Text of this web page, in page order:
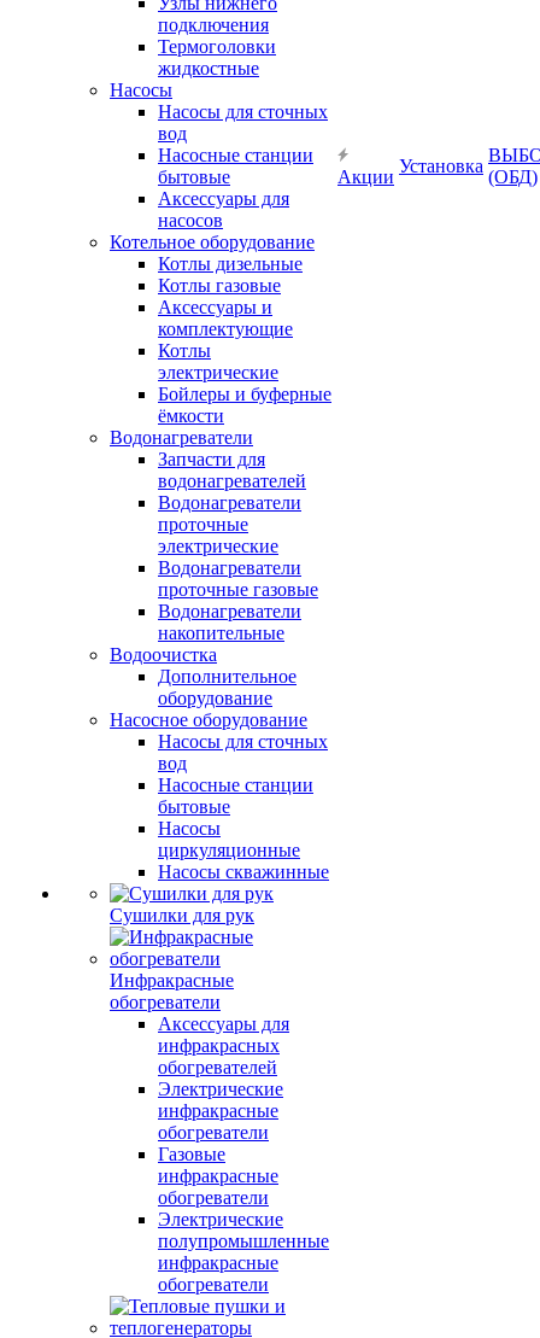
подключения
Термоголовки
жидкостные
Насосы
Насосы для сточных
вод
Насосные станции
бытовые
Аксессуары для
насосов
Котельное оборудование
Котлы дизельные
Котлы газовые
Аксессуары и
комплектующие
Котлы
электрические
Бойлеры и буферные
ёмкости
Водонагреватели
Запчасти для
водонагревателей
Водонагреватели
проточные
электрические
Водонагреватели
проточные газовые
Водонагреватели
накопительные
Водоочистка
Дополнительное
оборудование
Насосное оборудование
Насосы для сточных
вод
Насосные станции
бытовые
Насосы
циркуляционные
Насосы скважинные
Сушилки для рук
Инфракрасные
обогреватели
Аксессуары для
инфракрасных
обогревателей
Электрические
инфракрасные
обогреватели
Газовые
инфракрасные
обогреватели
Электрические
полупромышленные
инфракрасные
обогреватели
Акции
Установка
(ОБД)